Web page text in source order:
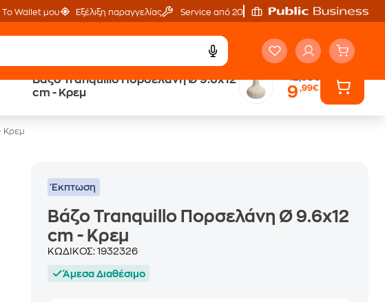
Το Wallet μου Εξέλιξη παραγγελίας Service από 20'
Βάζο Tranquillo Πορσελάνη Ø 9.6x12
cm - Κρεμ
9,99€
Κρεμ
Έκπτωση
Βάζο Tranquillo Πορσελάνη Ø 9.6x12
cm - Κρεμ
ΚΩΔΙΚΟΣ:1932326
Άμεσα Διαθέσιμο